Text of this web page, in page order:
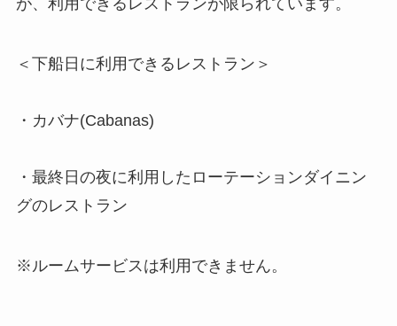
＜下船日に利用できるレストラン＞
・カバナ(Cabanas)
・最終日の夜に利用したローテーションダイニン
グのレストラン
※ルームサービスは利用できません。